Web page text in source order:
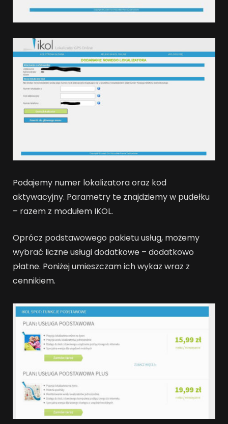
Podajemy numer lokalizatora oraz kod
aktywacyjny. Parametry te znajdziemy w pudełku
– razem z modułem IKOL.
Oprócz podstawowego pakietu usług, możemy
wybrać liczne usługi dodatkowe – dodatkowo
płatne. Poniżej umieszczam ich wykaz wraz z
cennikiem.